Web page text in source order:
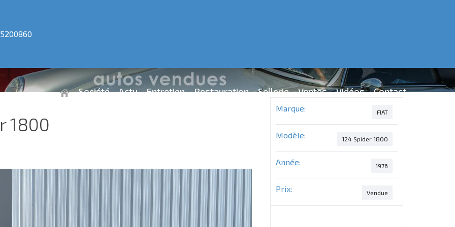
Société Actu Entretien Restauration Sellerie Ventes Vidéos Contact
1800
Marque: FIAT
Modèle: 124 Spider 1800
Année: 1976
Prix: Vendue